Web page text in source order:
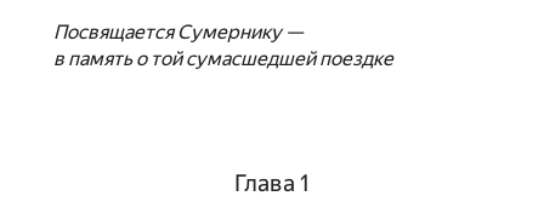
Посвящается Сумернику —
в память о той сумасшедшей поездке
Глава 1